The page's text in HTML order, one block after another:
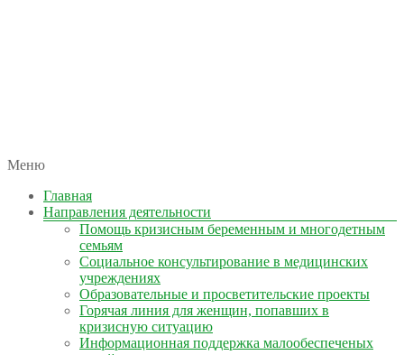
КОЛЫМА — ЗА ЖИЗНЬ
автономная некоммерческая организация
Меню
Главная
Направления деятельности
Помощь кризисным беременным и многодетным
семьям
Социальное консультирование в медицинских
учреждениях
Образовательные и просветительские проекты
Горячая линия для женщин, попавших в
кризисную ситуацию
Информационная поддержка малообеспеченых